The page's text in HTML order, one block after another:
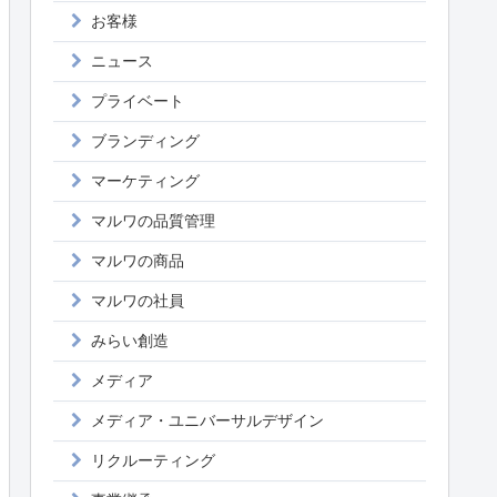
お客様
ニュース
プライベート
ブランディング
マーケティング
マルワの品質管理
マルワの商品
マルワの社員
みらい創造
メディア
メディア・ユニバーサルデザイン
リクルーティング